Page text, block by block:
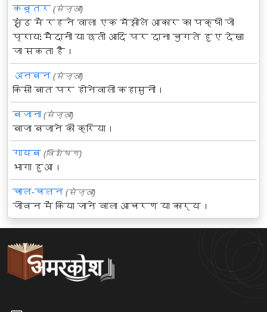
कबूतर (संज्ञा)
झुंड में रहने वाला एक मँझोले आकार का पक्षी जो
प्रायः मैदानों या छतों आदि पर दाना चुगते हुए देखा
जा सकता है।
अनबन (संज्ञा)
किसी बात पर होनेवाली कहासुनी।
बजाना (संज्ञा)
बाजा बजाने की क्रिया।
गायब (विशेषण)
भागा हुआ।
चाल-चलन (संज्ञा)
जीवन में किया जाने वाला आचरण या कार्य।